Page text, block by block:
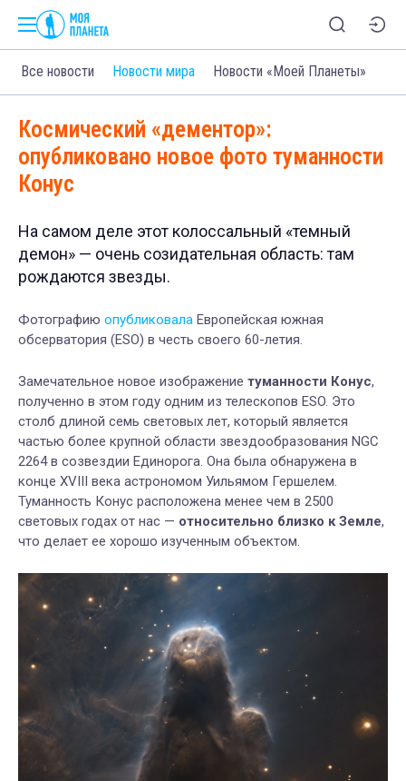
Все новости Новости мира Новости «Моей Планеты»
Космический «дементор»:
опубликовано новое фото туманности
Конус
На самом деле этот колоссальный «темный
демон» — очень созидательная область: там
рождаются звезды.
Фотографию опубликовала Европейская южная
обсерватория (ESO) в честь своего 60-летия.
Замечательное новое изображение туманности Конус,
полученно в этом году одним из телескопов ESO. Это
столб длиной семь световых лет, который является
частью более крупной области звездообразования NGC
2264в созвездии Единорога. Она была обнаружена в
конце XVIII века астрономом Уильямом Гершелем.
Туманность Конус расположена менее чем в 2500
световых годах от нас — относительно близко к Земле,
что делает ее хорошо изученным объектом.